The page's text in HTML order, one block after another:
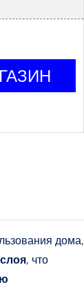
дома,
, что